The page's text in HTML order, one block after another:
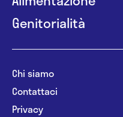
Genitorialità
Chi siamo
Contattaci
Privacy